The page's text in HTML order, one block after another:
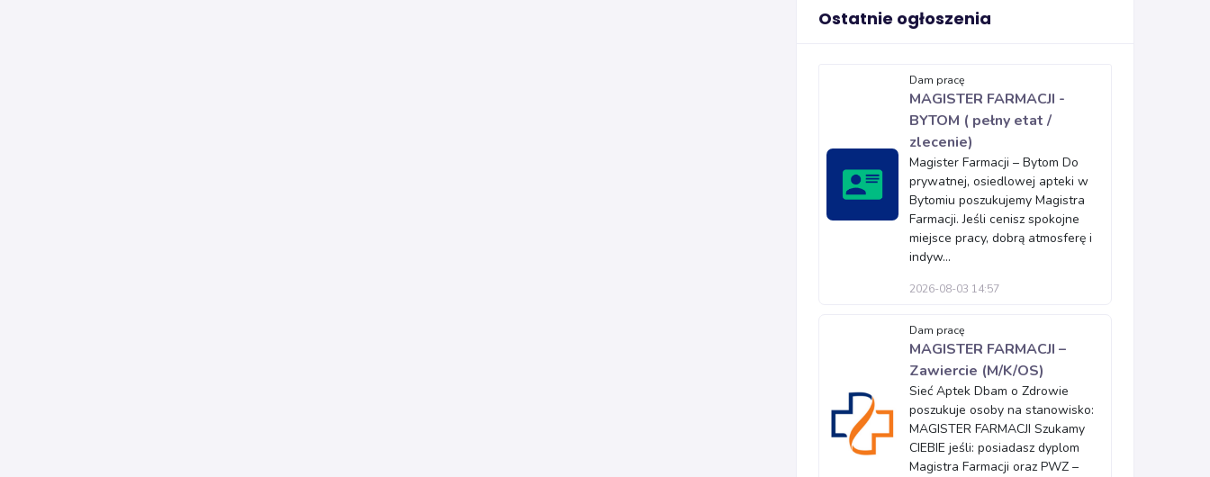
Ostatnie ogłoszenia
Dam pracę
MAGISTER FARMACJI -
BYTOM ( pełny etat /
zlecenie)
Magister Farmacji – Bytom Do
prywatnej, osiedlowej apteki w
Bytomiu poszukujemy Magistra
Farmacji. Jeśli cenisz spokojne
miejsce pracy, dobrą atmosferę i
indyw...
2026-08-03 14:57
Dam pracę
MAGISTER FARMACJI –
Zawiercie (M/K/OS)
Sieć Aptek Dbam o Zdrowie
poszukuje osoby na stanowisko:
MAGISTER FARMACJI Szukamy
CIEBIE jeśli: posiadasz dyplom
Magistra Farmacji oraz PWZ –